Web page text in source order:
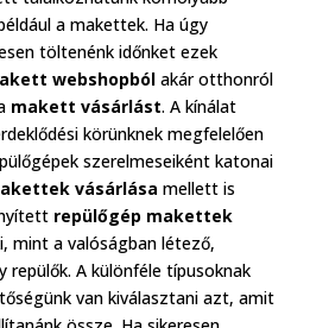
a makettek. Ha úgy
töltenénk időnket ezek
webshopbólakár otthonról
makett vásárlást. A kínálat
körünknek megfelelően
szerelmeseiként katonai
vásárlása mellett is
repülőgép makettek
mint a valóságban létező,
repülők. A különféle típusoknak
van kiválasztani azt, amit